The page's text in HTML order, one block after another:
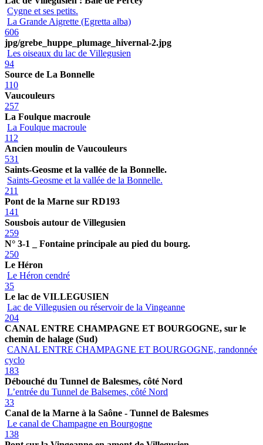
Cygne et ses petits.
La Grande Aigrette (Egretta alba)
606
jpg/grebe_huppe_plumage_hivernal-2.jpg
Les oiseaux du lac de Villegusien
94
Source de La Bonnelle
110
Vaucouleurs
257
La Foulque macroule
La Foulque macroule
112
Ancien moulin de Vaucouleurs
531
Saints-Geosme et la vallée de la Bonnelle.
Saints-Geosme et la vallée de la Bonnelle.
211
Pont de la Marne sur RD193
141
Sousbois autour de Villegusien
259
N° 3-1 _ Fontaine principale au pied du bourg.
250
Le Héron
Le Héron cendré
35
Le lac de VILLEGUSIEN
Lac de Villegusien ou réservoir de la Vingeanne
204
CANAL ENTRE CHAMPAGNE ET BOURGOGNE, sur le
chemin de halage (Sud)
CANAL ENTRE CHAMPAGNE ET BOURGOGNE, randonnée
cyclo
183
Débouché du Tunnel de Balesmes, côté Nord
L’entrée du Tunnel de Balsemes, côté Nord
33
Canal de la Marne à la Saône - Tunnel de Balesmes
Le canal de Champagne en Bourgogne
138